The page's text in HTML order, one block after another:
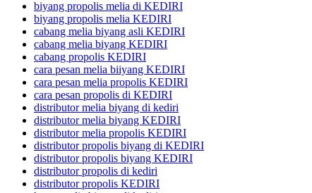
biyang propolis melia di KEDIRI
biyang propolis melia KEDIRI
cabang melia biyang asli KEDIRI
cabang melia biyang KEDIRI
cabang propolis KEDIRI
cara pesan melia biiyang KEDIRI
cara pesan melia propolis KEDIRI
cara pesan propolis di KEDIRI
distributor melia biyang di kediri
distributor melia biyang KEDIRI
distributor melia propolis KEDIRI
distributor propolis biyang di KEDIRI
distributor propolis biyang KEDIRI
distributor propolis di kediri
distributor propolis KEDIRI